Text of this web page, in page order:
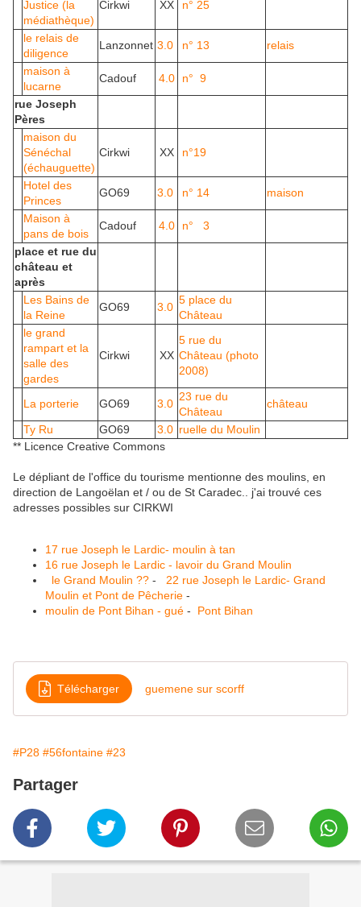
Justice (la
médiathèque)
Cirkwi XX n° 25
le relais de
diligence
Lanzonnet 3.0 n° 13
relais
maison à
lucarne
Cadouf 4.0
n° 9
rue Joseph
Pères
maison du
Sénéchal
(échauguette)
Cirkwi XX n°19
Hotel des
Princes
GO69 3.0 n° 14
maison
Maison à
pans de bois
Cadouf 4.0
n° 3
place et rue du
château et
après
Les Bains de
la Reine
GO69 3.0
5 place du
Château
le grand
rampart et la
salle des
gardes
Cirkwi XX
5 rue du
Château (photo
2008)
La porterie GO69 3.0
23 rue du
Château
château
Ty Ru
GO69 3.0 ruelle du Moulin
** Licence Creative Commons
Le dépliant de l'office du tourisme mentionne des moulins, en
direction de Langoëlan et / ou de St Caradec.. j'ai trouvé ces
adresses possibles sur CIRKWI
17 rue Joseph le Lardic- moulin à tan
16 rue Joseph le Lardic - lavoir du Grand Moulin
le Grand Moulin ?? - 22 rue Joseph le Lardic- Grand
Moulin et Pont de Pêcherie -
moulin de Pont Bihan - gué - Pont Bihan
Télécharger guemene sur scorff
#P28 #56fontaine #23
Partager